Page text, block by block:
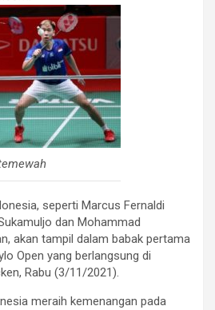
seperti Marcus Fernaldi
dan Mohammad
akan tampil dalam babak pertama
Open yang berlangsung di
Rabu (3/11/2021).
meraih kemenangan pada